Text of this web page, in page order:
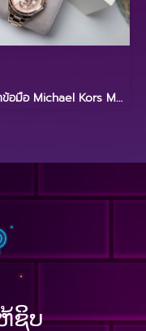
นาฬิกาข้อมือ Michael Kors MK6656
ຊິບ